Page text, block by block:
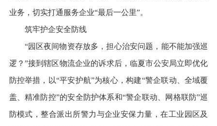
业务，切实打通服务企业“最后一公里”。
筑牢护企安全防线
“园区夜间物资存放多，担心治安问题，能不能加强巡
逻？”接到辖区物流企业的诉求后，临夏市公安局立即优化
防控举措，以“平安护航”为核心，构建“警企联动、全域覆
盖、精准防控”的安全防护体系和“警企联动、网格联防”巡
防模式，整合派出所警力与企业安保力量，在工业园区及